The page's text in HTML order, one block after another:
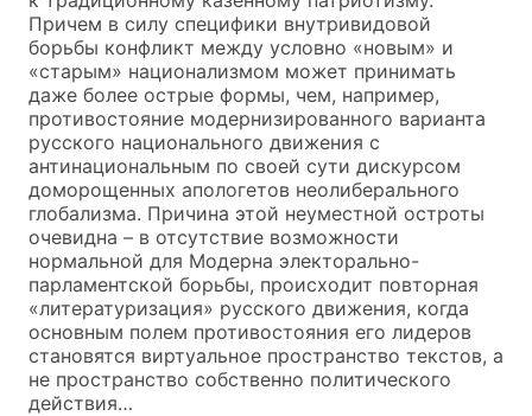
Причем в силу специфики внутривидовой
борьбы конфликт между условно «новым» и
«старым» национализмом может принимать
даже более острые формы, чем, например,
противостояние модернизированного варианта
русского национального движения с
антинациональным по своей сути дискурсом
доморощенных апологетов неолиберального
глобализма. Причина этой неуместной остроты
очевидна – в отсутствие возможности
нормальной для Модерна электорально-
парламентской борьбы, происходит повторная
«литературизация» русского движения, когда
основным полем противостояния его лидеров
становятся виртуальное пространство текстов, а
не пространство собственно политического
действия…